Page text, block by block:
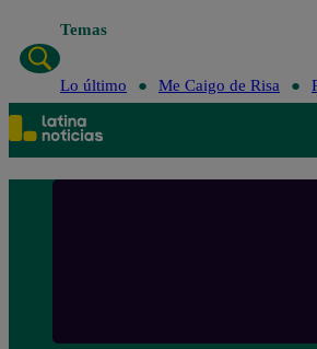
Temas
Lo último Me Caigo de Risa